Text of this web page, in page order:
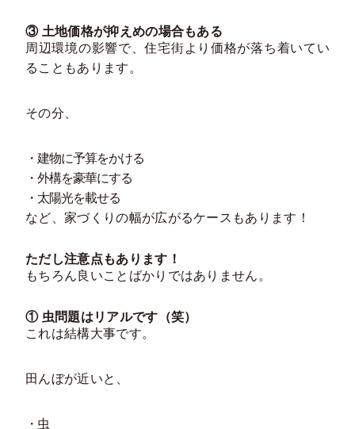
③ 土地価格が抑えめの場合もある
周辺環境の影響で、住宅街より価格が落ち着いてい
ることもあります。
その分、
・建物に予算をかける
・外構を豪華にする
・太陽光を載せる
など、家づくりの幅が広がるケースもあります！
ただし注意点もあります！
もちろん良いことばかりではありません。
① 虫問題はリアルです（笑）
これは結構大事です。
田んぼが近いと、
・虫